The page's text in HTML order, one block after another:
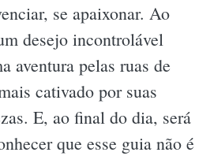
se apaixonar. Ao
desejo incontrolável
aventura pelas ruas de
cativado por suas
E, ao final do dia, será
que esse guia não é